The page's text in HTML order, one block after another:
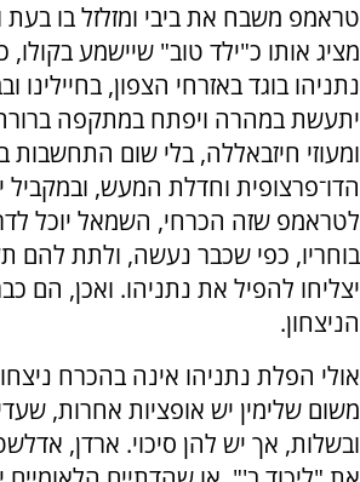
טראמפ משבח את ביבי ומזלזל בו
מציג אותו כ"ילד טוב" שיישמע
נתניהו בוגד באזרחי הצפון, בחיילינו
יתעשת במהרה ויפתח במתקפה
ומעוזי חיזבאללה, בלי שום התחשבות
הדו־פרצופית וחדלת המעש, ובמקביל
לטראמפ שזה הכרחי, השמאל יוכל
בוחריו, כפי שכבר נעשה, ולתת להם
יצליחו להפיל את נתניהו. ואכן, הם
הניצחון.
אולי הפלת נתניהו אינה בהכרח
משום שלימין יש אופציות אחרות,
ובשלות, אך יש להן סיכוי. ארדן,